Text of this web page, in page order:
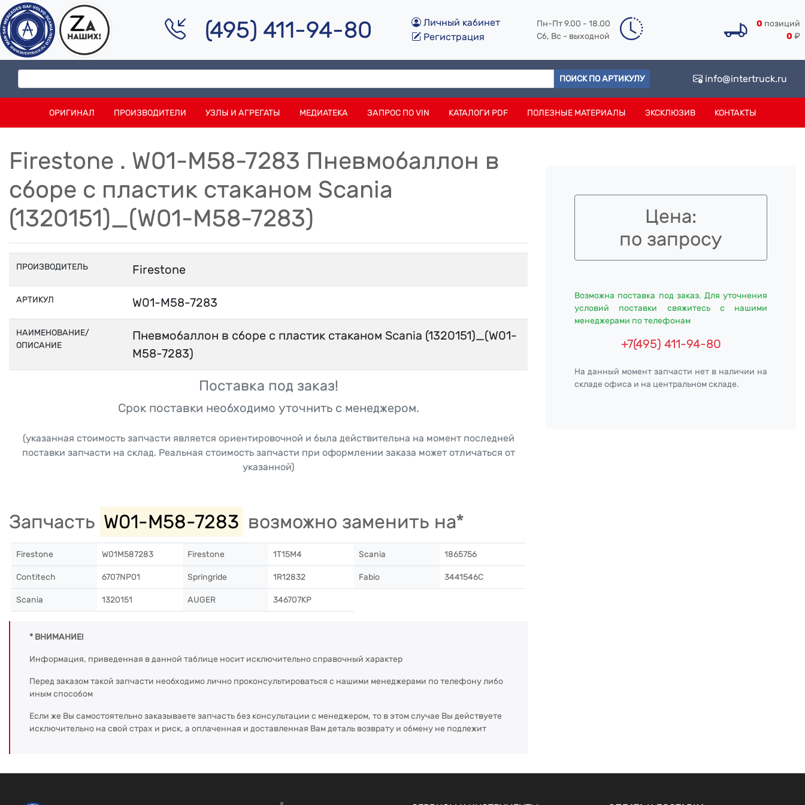
(495) 411-94-80
Личный кабинет
Регистрация
Пн-Пт 9.00 - 18.00
Сб, Вс - выходной
0 позиций
0 ₽
ПОИСК ПО АРТИКУЛУ info@intertruck.ru
ОРИГИНАЛ ПРОИЗВОДИТЕЛИ УЗЛЫ И АГРЕГАТЫ МЕДИАТЕКА ЗАПРОС ПО VIN КАТАЛОГИ PDF ПОЛЕЗНЫЕ МАТЕРИАЛЫ ЭКСКЛЮЗИВ КОНТАКТЫ
Firestone . W01-M58-7283 Пневмобаллон в
сборе с пластик стаканом Scania
(1320151)_(W01-M58-7283)
ПРОИЗВОДИТЕЛЬ Firestone
АРТИКУЛ W01-M58-7283
НАИМЕНОВАНИЕ/
ОПИСАНИЕ
Пневмобаллон в сборе с пластик стаканом Scania (1320151)_(W01-
M58-7283)
Поставка под заказ!
Срок поставки необходимо уточнить с менеджером.
(указанная стоимость запчасти является ориентировочной и была действительна на момент последней
поставки запчасти на склад. Реальная стоимость запчасти при оформлении заказа может отличаться от
указанной)
Запчасть W01-M58-7283 возможно заменить на*
Firestone W01M587283 Firestone 1T15M4 Scania 1865756
Contitech 6707NP01 Springride 1R12832 Fabio 3441546C
Scania 1320151 AUGER 346707KP
* ВНИМАНИЕ!
Информация, приведенная в данной таблице носит исключительно справочный характер
Перед заказом такой запчасти необходимо лично проконсультироваться с нашими менеджерами по телефону либо
иным способом
Если же Вы самостоятельно заказываете запчасть без консультации с менеджером, то в этом случае Вы действуете
исключительно на свой страх и риск, а оплаченная и доставленная Вам деталь возврату и обмену не подлежит
Цена:
по запросу
Возможна поставка под заказ. Для уточнения
условий поставки свяжитесь с нашими
менеджерами по телефонам
+7(495) 411-94-80
На данный момент запчасти нет в наличии на
складе офиса и на центральном складе.